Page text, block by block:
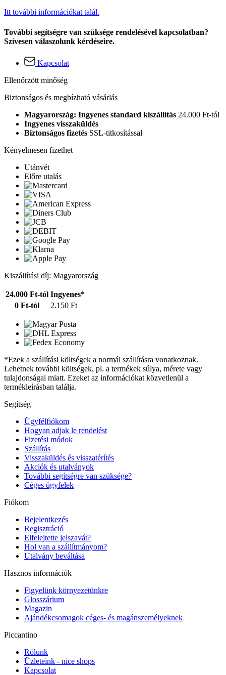
Itt további információkat talál.
További segítségre van szüksége rendelésével kapcsolatban?
Szívesen válaszolunk kérdéseire.
Kapcsolat
Ellenőrzött minőség
Biztonságos és megbízható vásárlás
Magyarország: Ingyenes standard kiszállítás 24.000 Ft-tól
Ingyenes visszaküldés
Biztonságos fizetés SSL-titkosítással
Kényelmesen fizethet
Utánvét
Előre utalás
Kiszállítási díj: Magyarország
24.000 Ft-tól Ingyenes*
0 Ft-tól
2.150 Ft
*Ezek a szállítási költségek a normál szállításra vonatkoznak.
Lehetnek további költségek, pl. a termékek súlya, mérete vagy
tulajdonságai miatt. Ezeket az információkat közvetlenül a
termékleírásban találja.
Segítség
Ügyfélfiókom
Hogyan adjak le rendelést
Fizetési módok
Szállítás
Visszaküldés és visszatérítés
Akciók és utalványok
További segítségre van szüksége?
Céges ügyfelek
Fiókom
Bejelentkezés
Regisztráció
Elfelejtette jelszavát?
Hol van a szállítmányom?
Utalvány beváltása
Hasznos információk
Figyelünk környezetünkre
Glosszárium
Magazin
Ajándékcsomagok céges- és magánszemélyeknek
Piccantino
Rólunk
Üzleteink - nice shops
Kapcsolat